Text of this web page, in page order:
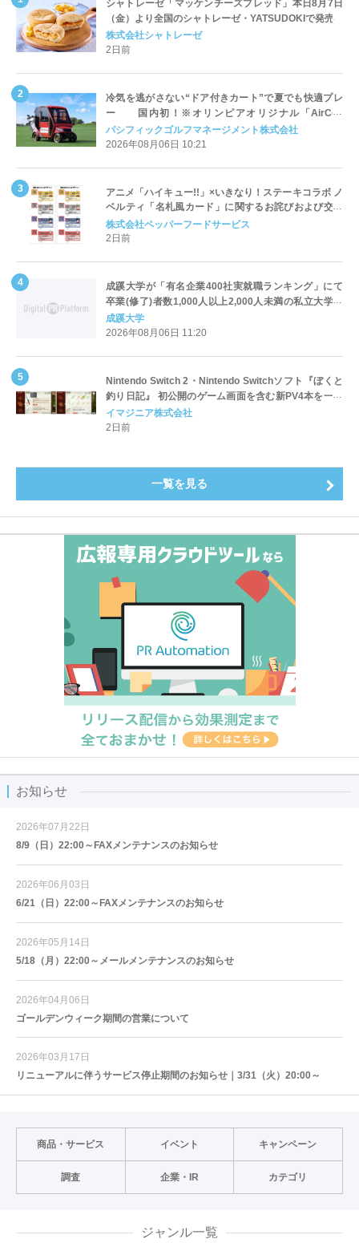
シャトレーゼ「マッケンチーズブレッド」本日8月7日
（金）より全国のシャトレーゼ・YATSUDOKIで発売
株式会社シャトレーゼ
2日前
冷気を逃がさない“ドア付きカート”で夏でも快適プレ
ー 国内初！※オリンピアオリジナル「AirCon
Cart（エアコンカート）」導入 | ＰＧＭ
パシフィックゴルフマネージメント株式会社
2026年08月06日 10:21
アニメ「ハイキュー!!」×いきなり！ステーキコラボ ノ
ベルティ「名札風カード」に関するお詫びおよび交換
対応についてのご案内
株式会社ペッパーフードサービス
2日前
成蹊大学が「有名企業400社実就職ランキング」にて
卒業(修了)者数1,000人以上2,000人未満の私立大学で
全国第1位を獲得！～実就職率は26.5%（前年比＋
4.3pt）に伸長、東京の私立大学でも10位にランクイン
成蹊大学
2026年08月06日 11:20
Nintendo Switch 2・Nintendo Switchソフト『ぼくと
釣り日記』 初公開のゲーム画面を含む新PV4本を一挙
公開！
イマジニア株式会社
2日前
一覧を見る
お知らせ
2026年07月22日
8/9（日）22:00～FAXメンテナンスのお知らせ
2026年06月03日
6/21（日）22:00～FAXメンテナンスのお知らせ
2026年05月14日
5/18（月）22:00～メールメンテナンスのお知らせ
2026年04月06日
ゴールデンウィーク期間の営業について
2026年03月17日
リニューアルに伴うサービス停止期間のお知らせ｜3/31（火）20:00～
商品・サービス イベント キャンペーン
調査 企業・IR カテゴリ
ジャンル一覧